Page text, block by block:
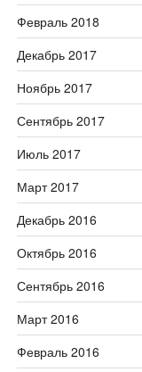
Февраль 2018
Декабрь 2017
Ноябрь 2017
Сентябрь 2017
Июль 2017
Март 2017
Декабрь 2016
Октябрь 2016
Сентябрь 2016
Март 2016
Февраль 2016